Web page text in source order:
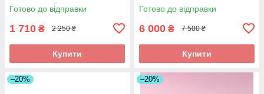
Готово до відправки
1 710 ₴ 2 250 ₴
Купити
Готово до відправки
6 000 ₴ 7 500 ₴
Купити
–20% –20%